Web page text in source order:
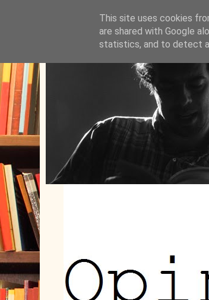
This site uses cookies
are shared with Google
statistics, and to detect